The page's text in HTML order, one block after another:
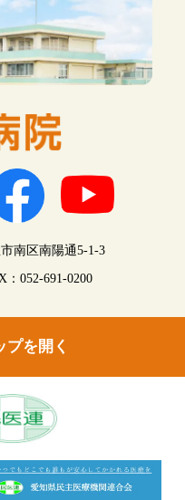
南区南陽通5-1-3
052-691-0200